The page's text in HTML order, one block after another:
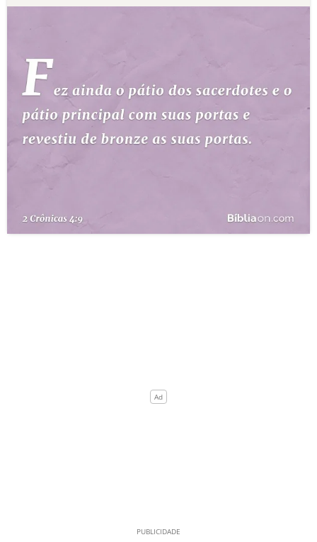
DEVOCIONAL DIÁRIO
ESTUDOS BÍBLICOS
ESBOÇOS DE PREGAÇÃO
PERGUNTE À BÍBLIA
TERMO BÍBLICO